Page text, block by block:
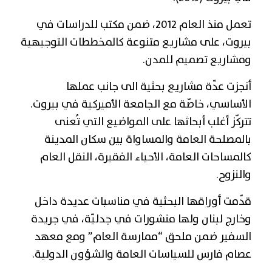
تعمل منذ العام 2012، ضمن مكتب للدراسات في
بيروت، على مشاريع متنوعة كالمخططات التوجيهية
ومشاريع تصميم للمدن.
أنجزت عدّة مشاريع بحثية الى جانب عملها
الأساسي، خاصّة مع الجامعة الأميركية في بيروت.
تتركّز أغلب أبحاثها على المواضيع التي تُعنى
بالمصلحة العامة والمساواة بين سكان المدينة
كالمساحات العامة، الأحياء الفقيرة، النقل العام
والنزوح.
قدّمت أوراقها البحثية في مناسبات عديدة داخل
وخارج لبنان ولها منشورات في جدليّة، في جريدة
السفير ضمن ملحق “ممارسة العام” ومع معهد
عصام فارس للسياسات العامة والشؤون الدولية.